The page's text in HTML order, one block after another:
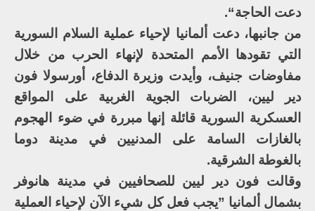
دعت الحاجة“.
من جانبها، دعت ألمانيا لإحياء عملية السلام السورية
التي تقودها الأمم المتحدة لإنهاء الحرب من خلال
مفاوضات جنيف، وأيدت وزيرة الدفاع، أورسولا فون
دير ليين، الضربات الجوية الغربية على المواقع
العسكرية السورية قائلة إنها مبررة في ضوء الهجوم
بالغازات السامة على المدنيين في مدينة دوما
بالغوطة الشرقية.
وقالت فون دير ليين للصحافيين في مدينة هانوفر
بشمال ألمانيا ”يجب فعل كل شيء الآن لإحياء العملية